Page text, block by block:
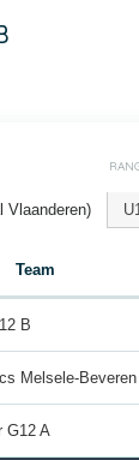
Vlaanderen)
Team
B
Melsele-
G12 A